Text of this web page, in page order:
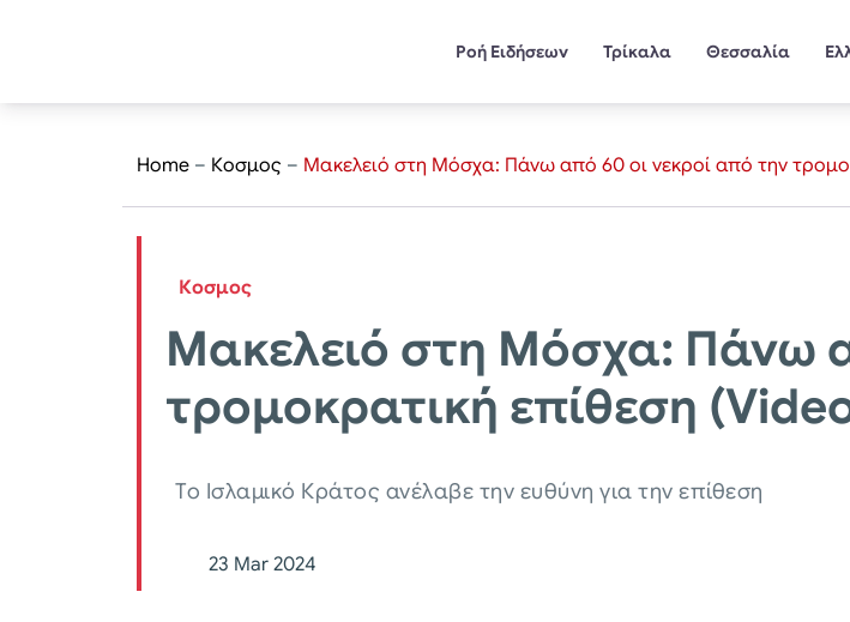
Ροή Ειδήσεων Τρίκαλα Θεσσαλία
Home – Κοσμος – Μακελειό στη Μόσχα: Πάνω από 60 οι νεκροί από την
Κοσμος
Μακελειό στη Μόσχα: Πάνω
τρομοκρατική επίθεση
Το Ισλαμικό Κράτος ανέλαβε την ευθύνη για την επίθεση
23 Mar 2024